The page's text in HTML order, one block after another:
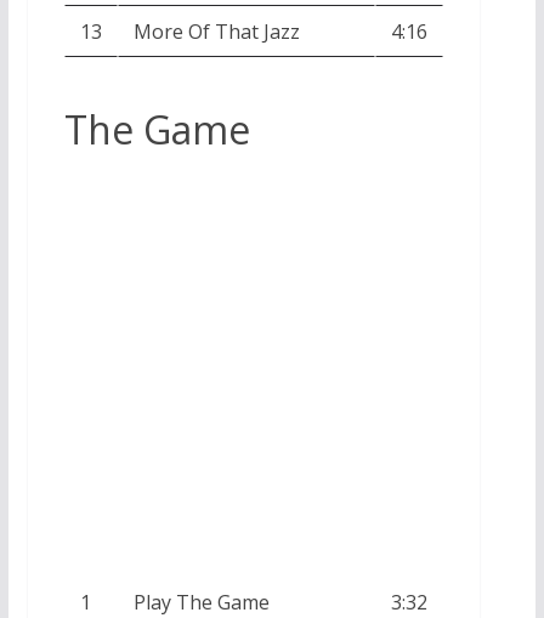
13
More Of That Jazz 4:16
The Game
1 Play The Game
3:32